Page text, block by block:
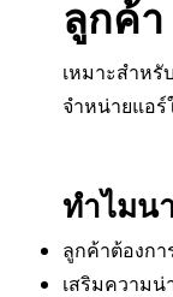
ลูกค้
เหมาะสำหรั
จำหน่ายแอร์
ทำไมน
ลูกค้าต้องกา
เสริมความน่